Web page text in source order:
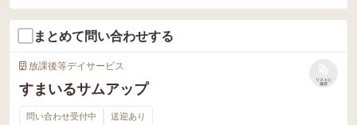
まとめて問い合わせする
放課後等デイサービス
すまいるサムアップ
リストに
保存
問い合わせ受付中 送迎あり